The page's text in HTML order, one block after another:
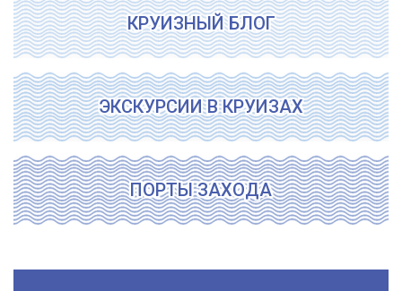
КРУИЗНЫЙ БЛОГ
ЭКСКУРСИИ В КРУИЗАХ
ПОРТЫ ЗАХОДА